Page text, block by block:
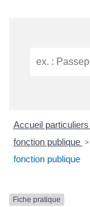
Accueil particuliers
fonction publique >
fonction publique
Fiche pratique